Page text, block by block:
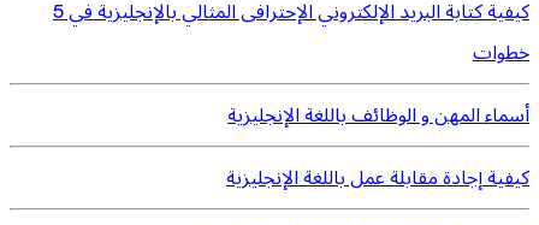
كيفية كتابة البريد الإلكتروني الإحترافى المثالي بالإنجليزية في 5
خطوات
أسماء المهن و الوظائف باللغة الإنجليزية
كيفية إجادة مقابلة عمل باللغة الإنجليزية